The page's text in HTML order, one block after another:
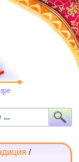
/